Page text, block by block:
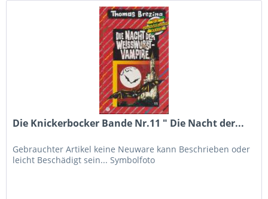
Die Knickerbocker Bande Nr.11 " Die Nacht der...
Gebrauchter Artikel keine Neuware kann Beschrieben oder
leicht Beschädigt sein... Symbolfoto